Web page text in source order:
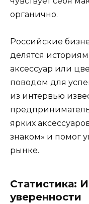
органично.
Российские
делятся
аксессуар или
поводом для
из интервью
ярких
знаком» и помог
рынке.
Статистика:
уверенности